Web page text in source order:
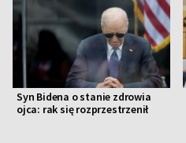
Syn Bidena o stanie zdrowia
ojca: rak się rozprzestrzenił